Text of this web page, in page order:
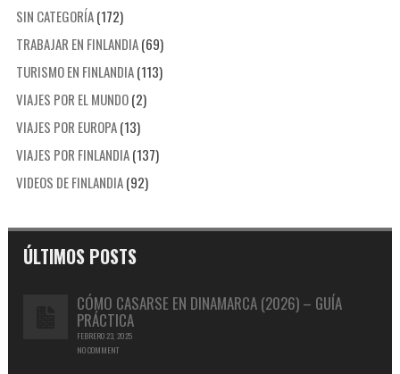
SIN CATEGORÍA(172)
TRABAJAR EN FINLANDIA(69)
TURISMO EN FINLANDIA(113)
VIAJES POR EL MUNDO(2)
VIAJES POR EUROPA(13)
VIAJES POR FINLANDIA(137)
VIDEOS DE FINLANDIA(92)
ÚLTIMOS POSTS
CÓMO CASARSE EN DINAMARCA (2026) – GUÍA
PRÁCTICA
FEBRERO 23, 2025
NO COMMENT